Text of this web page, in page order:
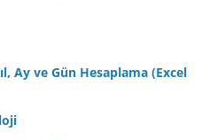
Ay ve Gün Hesaplama (Excel